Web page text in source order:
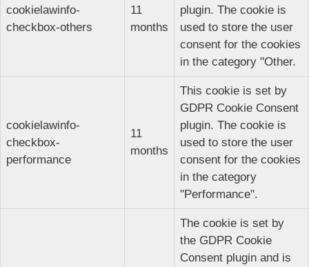
cookielawinfo-
checkbox-others
11
months
plugin. The cookie is
used to store the user
consent for the cookies
in the category "Other.
cookielawinfo-
checkbox-
performance
11
months
This cookie is set by
GDPR Cookie Consent
plugin. The cookie is
used to store the user
consent for the cookies
in the category
"Performance".
The cookie is set by
the GDPR Cookie
Consent plugin and is